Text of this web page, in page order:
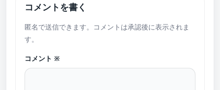
コメントを書く
匿名で送信できます。コメントは承認後に表示されま
す。
コメント ※